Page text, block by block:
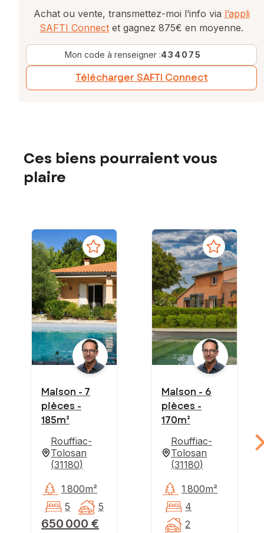
Achat ou vente, transmettez-moi l’info via l’appli
SAFTI Connect et gagnez 875€ en moyenne.
Mon code à renseigner :434075
Télécharger SAFTI Connect
Ces biens pourraient vous
plaire
Maison - 7
pièces -
185m²
Rouffiac-
Tolosan
(31180)
650 000 €
1 800m²
5
5
Maison - 6
pièces -
170m²
Rouffiac-
Tolosan
(31180)
1 800m²
4
2